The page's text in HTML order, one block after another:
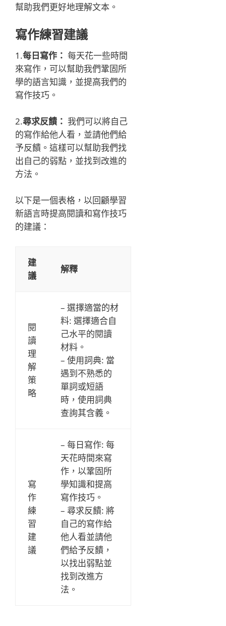
幫助我們更好地理解文本。
寫作練習建議
1.每日寫作： 每天花一些時間
來寫作，可以幫助我們鞏固所
學的語言知識，並提高我們的
寫作技巧。
2.尋求反饋： 我們可以將自己
的寫作給他人看，並請他們給
予反饋。這樣可以幫助我們找
出自己的弱點，並找到改進的
方法。
以下是一個表格，以回顧學習
新語言時提高閱讀和寫作技巧
的建議：
建
議
解釋
閱
讀
理
解
策
略
– 選擇適當的材
料: 選擇適合自
己水平的閱讀
材料。
– 使用詞典: 當
遇到不熟悉的
單詞或短語
時，使用詞典
查詢其含義。
寫
作
練
習
建
議
– 每日寫作: 每
天花時間來寫
作，以鞏固所
學知識和提高
寫作技巧。
– 尋求反饋: 將
自己的寫作給
他人看並請他
們給予反饋，
以找出弱點並
找到改進方
法。